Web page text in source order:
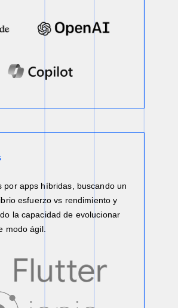
por apps híbridas, buscando un
esfuerzo vs rendimiento y
la capacidad de evolucionar
modo ágil.